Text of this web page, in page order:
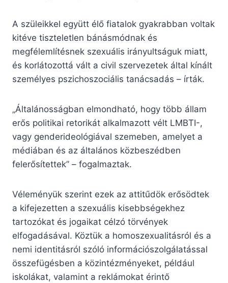
A szüleikkel együtt élő fiatalok gyakrabban voltak
kitéve tiszteletlen bánásmódnak és
megfélemlítésnek szexuális irányultságuk miatt,
és korlátozottá vált a civil szervezetek által kínált
személyes pszichoszociális tanácsadás – írták.
„Általánosságban elmondható, hogy több állam
erős politikai retorikát alkalmazott vélt LMBTI-,
vagy genderideológiával szemeben, amelyet a
médiában és az általános közbeszédben
felerősítettek” – fogalmaztak.
Véleményük szerint ezek az attitűdök erősödtek
a kifejezetten a szexuális kisebbségekhez
tartozókat és jogaikat célzó törvények
elfogadásával. Köztük a homoszexualitásról és a
nemi identitásról szóló információszolgálatással
összefügésben a közintézményeket, például
iskolákat, valamint a reklámokat érintő